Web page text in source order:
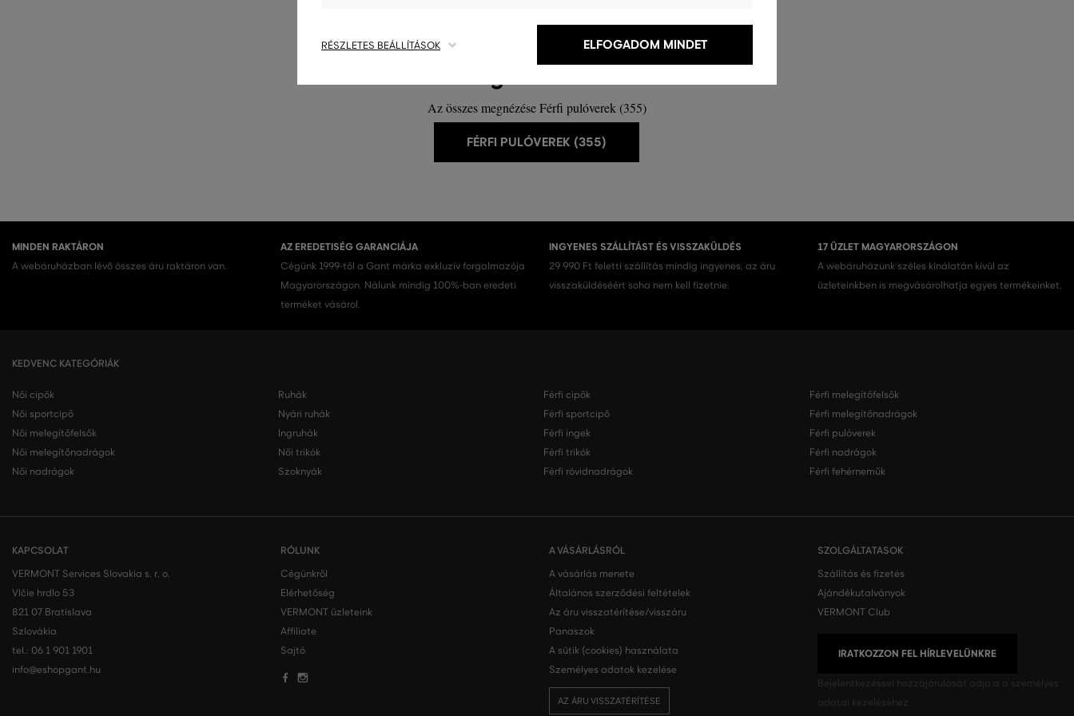
Az összes megnézése Férfi pulóverek (355)
FÉRFI PULÓVEREK (355)
MINDEN RAKTÁRON
A webáruházban lévő összes áru raktáron van.
AZ EREDETISÉG GARANCIÁJA
Cégünk 1999-től a Gant márka exkluzív forgalmazója
Magyarországon. Nálunk mindig 100%-ban eredeti
terméket vásárol.
INGYENES SZÁLLÍTÁST ÉS VISSZAKÜLDÉS
29 990 Ft feletti szállítás mindig ingyenes, az áru
visszaküldéséért soha nem kell fizetnie.
17 ÜZLET MAGYARORSZÁGON
A webáruházunk széles kínálatán kívül az
üzleteinkben is megvásárolhatja egyes termékeinket.
KEDVENC KATEGÓRIÁK
Női cipők
Női sportcipő
Női melegítőfelsők
Női melegítőnadrágok
Női nadrágok
Ruhák
Nyári ruhák
Ingruhák
Női trikók
Szoknyák
Férfi cipők
Férfi sportcipő
Férfi ingek
Férfi trikók
Férfi rövidnadrágok
Férfi melegítőfelsők
Férfi melegítőnadrágok
Férfi pulóverek
Férfi nadrágok
Férfi fehérneműk
KAPCSOLAT
VERMONT Services Slovakia s. r. o.
Vlčie hrdlo 53
821 07 Bratislava
Szlovákia
tel.: 06 1 901 1901
info@eshopgant.hu
RÓLUNK
Cégünkről
Elérhetőség
VERMONT üzleteink
Affiliate
Sajtó
A VÁSÁRLÁSRÓL
A vásárlás menete
Általános szerződési feltételek
Az áru visszatérítése/visszáru
Panaszok
A sütik (cookies) használata
Személyes adatok kezelése
AZ ÁRU VISSZATÉRÍTÉSE
SZOLGÁLTATASOK
Szállítás és fizetés
Ajándékutalványok
VERMONT Club
IRATKOZZON FEL HÍRLEVELÜNKRE
Bejelentkezéssel hozzájárulását adja a a személyes
adatai kezeléséhez.
RÉSZLETES BEÁLLÍTÁSOK ELFOGADOM MINDET